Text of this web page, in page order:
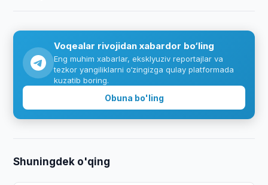
Voqealar rivojidan xabardor bo‘ling
Eng muhim xabarlar, eksklyuziv reportajlar va
tezkor yangiliklarni o‘zingizga qulay platformada
kuzatib boring.
Obuna bo'ling
Shuningdek o'qing